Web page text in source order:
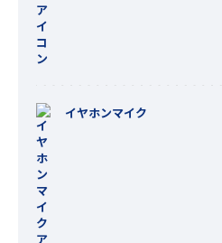
イヤホンマイク